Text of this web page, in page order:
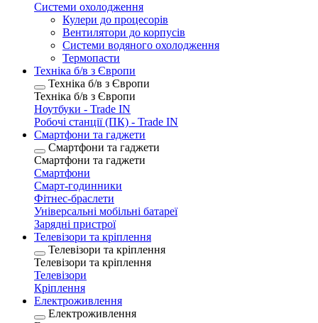
Системи охолодження
Кулери до процесорів
Вентилятори до корпусів
Системи водяного охолодження
Термопасти
Техніка б/в з Європи
Техніка б/в з Європи
Техніка б/в з Європи
Ноутбуки - Trade IN
Робочі станції (ПК) - Trade IN
Смартфони та гаджети
Смартфони та гаджети
Смартфони та гаджети
Смартфони
Смарт-годинники
Фітнес-браслети
Універсальні мобільні батареї
Зарядні пристрої
Телевізори та кріплення
Телевізори та кріплення
Телевізори та кріплення
Телевізори
Кріплення
Електроживлення
Електроживлення